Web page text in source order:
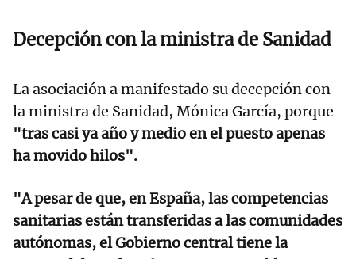
Decepción con la ministra de Sanidad
La asociación a manifestado su decepción con
la ministra de Sanidad, Mónica García, porque
"tras casi ya año y medio en el puesto apenas
ha movido hilos".
"A pesar de que, en España, las competencias
sanitarias están transferidas a las comunidades
autónomas, el Gobierno central tiene la